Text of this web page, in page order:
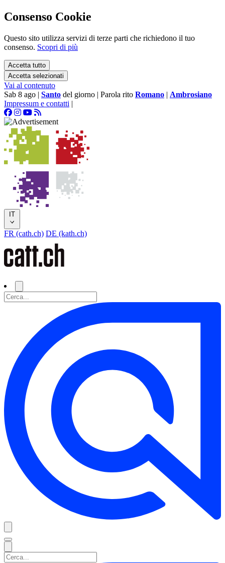
Consenso Cookie
Questo sito utilizza servizi di terze parti che richiedono il tuo
consenso. Scopri di più
Accetta tutto
Accetta selezionati
Vai al contenuto
Sab 8 ago | Santo del giorno | Parola rito Romano | Ambrosiano
Impressum e contatti |
IT
FR (cath.ch) DE (kath.ch)